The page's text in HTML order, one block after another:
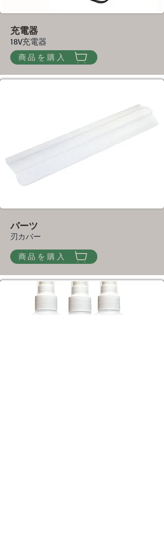
充電器
18V充電器
商品を購入
パーツ
刃カバー
商品を購入